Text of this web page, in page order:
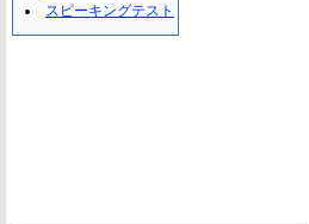
スピーキングテスト